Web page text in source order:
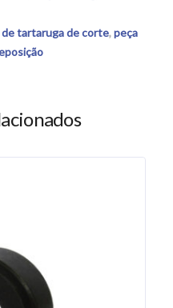
de tartaruga de corte,peça